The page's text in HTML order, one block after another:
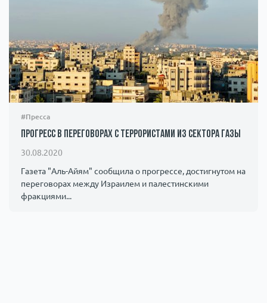
#Пресса
Прогресс в переговорах с террористами из сектора Газы
30.08.2020
Газета "Аль-Айям" сообщила о прогрессе, достигнутом на
переговорах между Израилем и палестинскими
фракциями...